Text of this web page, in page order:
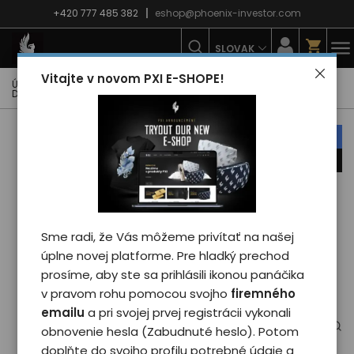
Vitajte v novom PXI E-SHOPE!
Sme radi, že Vás môžeme privítať na našej
úplne novej platforme. Pre hladký prechod
prosíme, aby ste sa prihlásili ikonou panáčika
v pravom rohu pomocou svojho firemného
emailu a pri svojej prvej registrácii vykonali
obnovenie hesla (Zabudnuté heslo). Potom
doplňte do svojho profilu potrebné údaje a
+420 777 485 382 eshop@phoenix-investor.com
SLOVAK
Úvodná strana E-shop Zimná kolekcia PXI
Dámské mikiny
Mikina Phoenix PXI 2025 - woman/black L